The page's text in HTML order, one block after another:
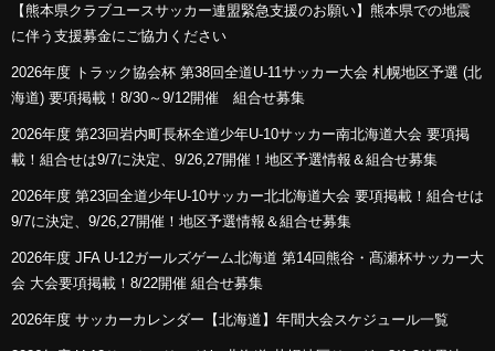
【熊本県クラブユースサッカー連盟緊急支援のお願い】熊本県での地震
に伴う支援募金にご協力ください
2026年度 トラック協会杯 第38回全道U-11サッカー大会 札幌地区予選 (北
海道) 要項掲載！8/30～9/12開催 組合せ募集
2026年度 第23回岩内町長杯全道少年U-10サッカー南北海道大会 要項掲
載！組合せは9/7に決定、9/26,27開催！地区予選情報＆組合せ募集
2026年度 第23回全道少年U-10サッカー北北海道大会 要項掲載！組合せは
9/7に決定、9/26,27開催！地区予選情報＆組合せ募集
2026年度 JFA U-12ガールズゲーム北海道 第14回熊谷・髙瀬杯サッカー大
会 大会要項掲載！8/22開催 組合せ募集
2026年度 サッカーカレンダー【北海道】年間大会スケジュール一覧